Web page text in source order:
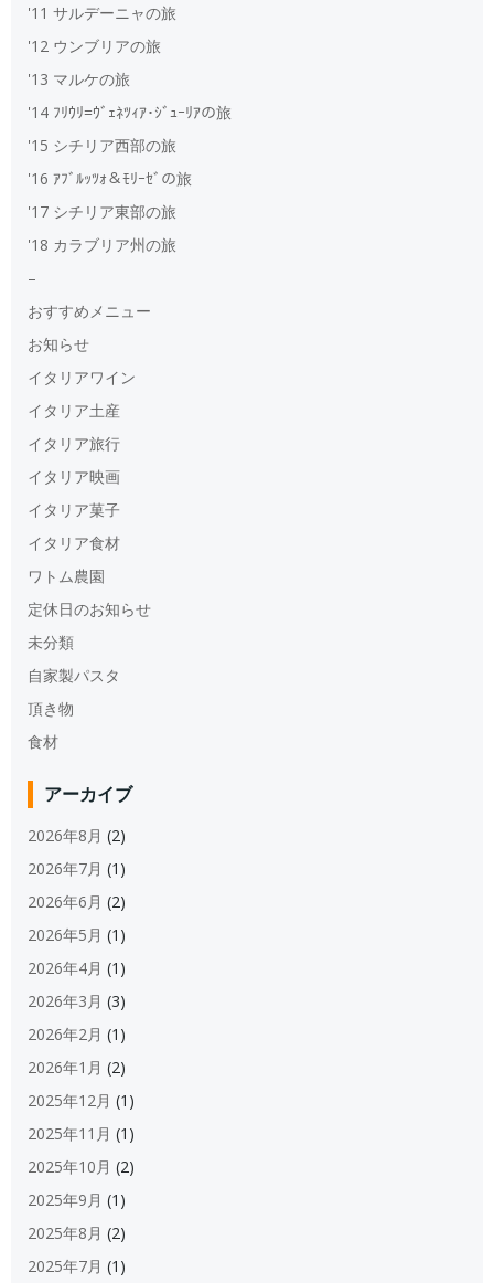
'11 サルデーニャの旅
'12 ウンブリアの旅
'13 マルケの旅
'14 ﾌﾘｳﾘ=ｳﾞｪﾈﾂｨｱ･ｼﾞｭｰﾘｱの旅
'15 シチリア西部の旅
'16 ｱﾌﾞﾙｯﾂｫ＆ﾓﾘｰｾﾞの旅
'17 シチリア東部の旅
'18 カラブリア州の旅
–
おすすめメニュー
お知らせ
イタリアワイン
イタリア土産
イタリア旅行
イタリア映画
イタリア菓子
イタリア食材
ワトム農園
定休日のお知らせ
未分類
自家製パスタ
頂き物
食材
アーカイブ
2026年8月 (2)
2026年7月 (1)
2026年6月 (2)
2026年5月 (1)
2026年4月 (1)
2026年3月 (3)
2026年2月 (1)
2026年1月 (2)
2025年12月 (1)
2025年11月 (1)
2025年10月 (2)
2025年9月 (1)
2025年8月 (2)
2025年7月 (1)